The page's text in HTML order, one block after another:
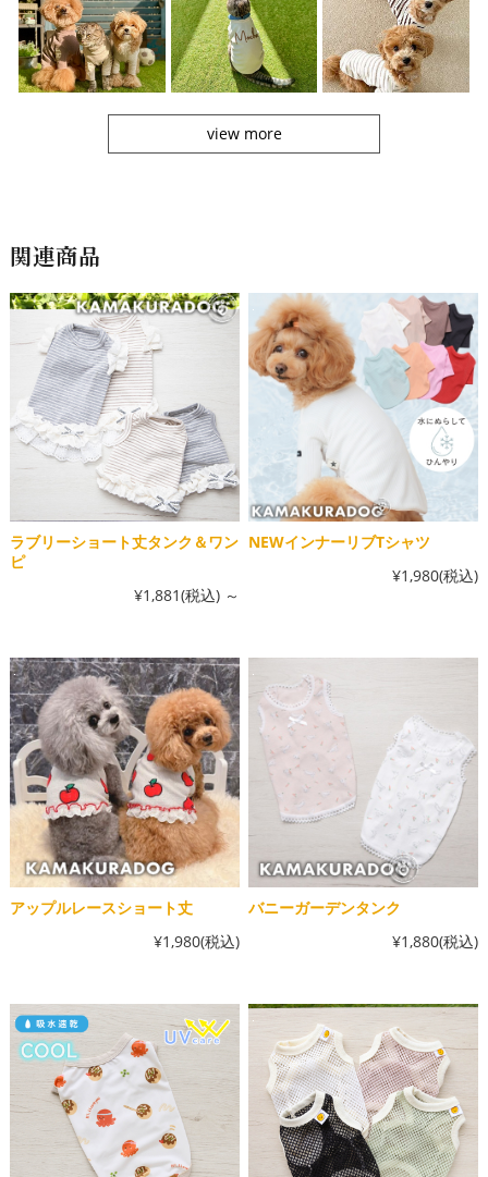
view more
関連商品
ラブリーショート丈タンク＆ワン
ピ
¥1,881(税込) ～
NEWインナーリブTシャツ
¥1,980(税込)
アップルレースショート丈
¥1,980(税込)
バニーガーデンタンク
¥1,880(税込)